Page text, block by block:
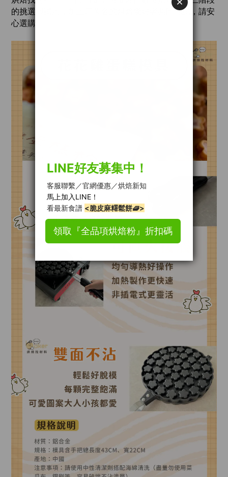
的挑選與試用，加上四萬名的烘焙愛好者共同測試，請安
心選購。